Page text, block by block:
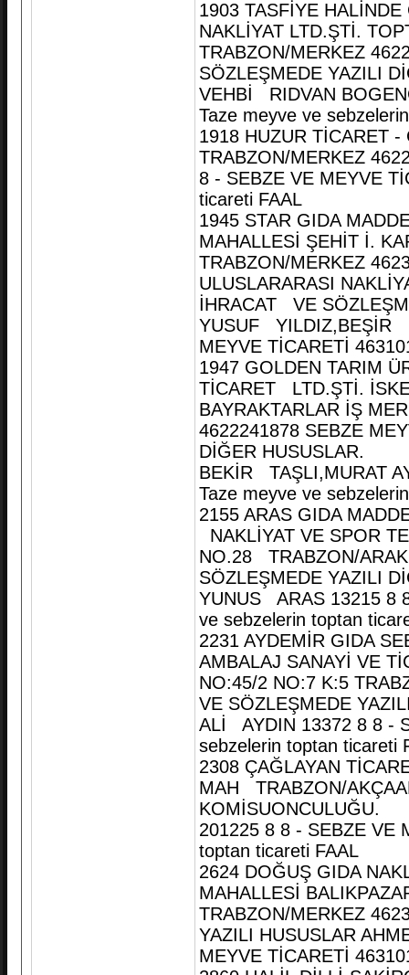
1903 TASFİYE
NAKLİYAT LTD.ŞTİ.
TRABZON/MERKEZ
SÖZLEŞMEDE YAZILI
VEHBİ RIDVAN
Taze meyve ve
1918 HUZUR TİCARET
TRABZON/MERKEZ
8 - SEBZE VE MEYVE
ticareti FAAL
1945 STAR GIDA
MAHALLESİ ŞEHİT İ.
TRABZON/MERKEZ
ULUSLARARASI
İHRACAT VE
YUSUF YILDIZ,BEŞİR
MEYVE TİCARETİ
1947 GOLDEN TARIM
TİCARET LTD.ŞTİ.
BAYRAKTARLAR İŞ
4622241878 SEBZE
DİĞER HUSUSLAR.
BEKİR TAŞLI,MURAT
Taze meyve ve
2155 ARAS GIDA
NAKLİYAT VE SPOR
NO.28 TRABZON/
SÖZLEŞMEDE YAZILI
YUNUS ARAS 13215 8
ve sebzelerin toptan
2231 AYDEMİR GIDA
AMBALAJ SANAYİ VE
NO:45/2 NO:7 K:5
VE SÖZLEŞMEDE
ALİ AYDIN 13372 8 8 -
sebzelerin toptan ticareti
2308 ÇAĞLAYAN
MAH TRABZON/
KOMİSUONCULUĞU.
201225 8 8 - SEBZE VE
toptan ticareti FAAL
2624 DOĞUŞ GIDA
MAHALLESİ
TRABZON/MERKEZ
YAZILI HUSUSLAR
MEYVE TİCARETİ